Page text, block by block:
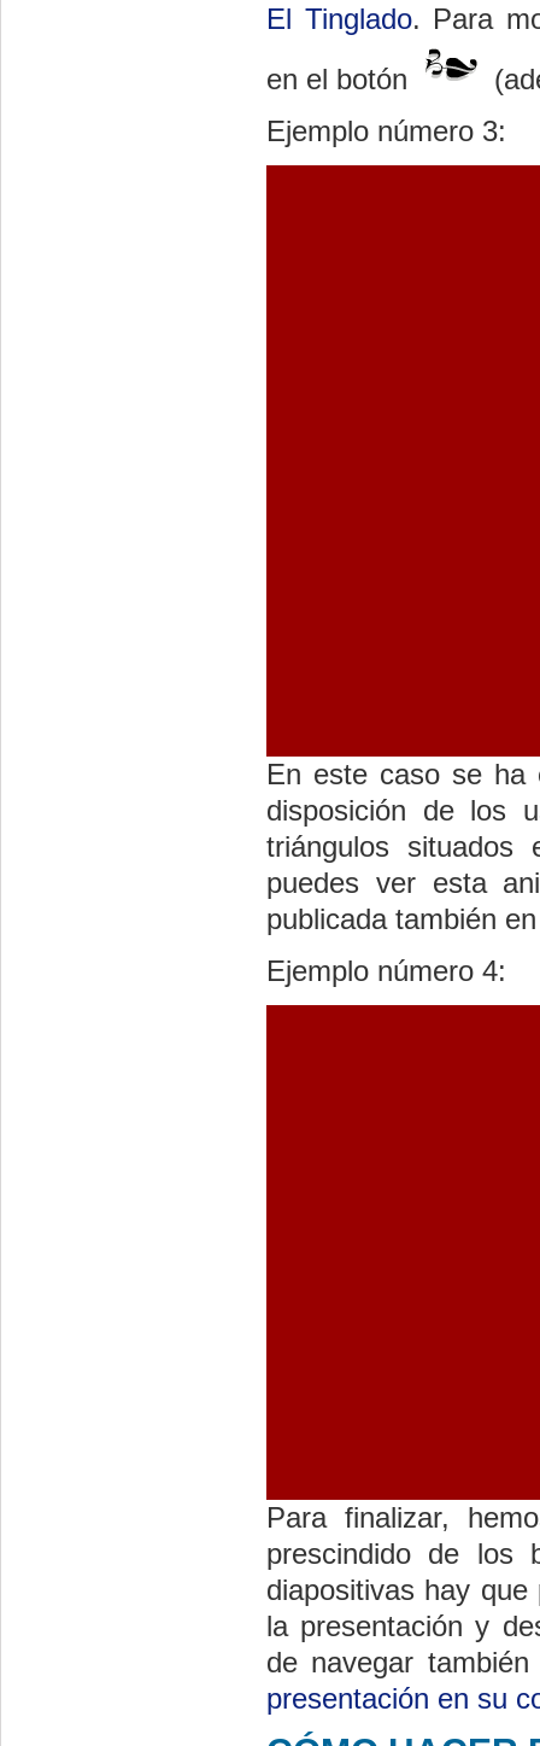
El Tinglado. Para
en el botón
Ejemplo número 3:
En este caso se ha
disposición de los
triángulos
puedes ver esta
publicada también
Ejemplo número 4:
Para finalizar,
prescindido de los
diapositivas hay
la presentación y
de navegar
presentación en su